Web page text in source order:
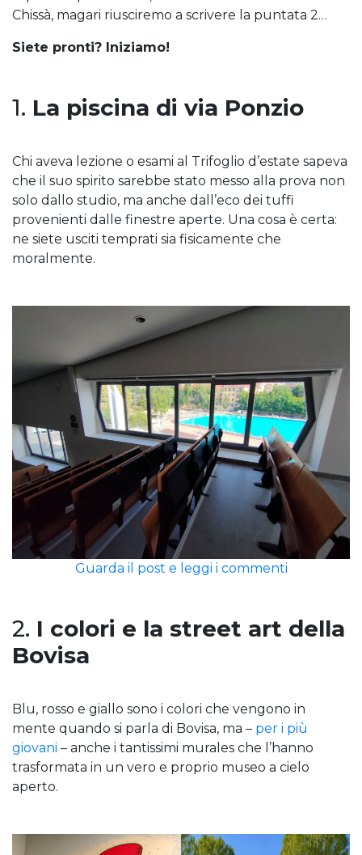
Chissà, magari riusciremo a scrivere la puntata 2…
Siete pronti? Iniziamo!
1. La piscina di via Ponzio
Chi aveva lezione o esami al Trifoglio d’estate sapeva
che il suo spirito sarebbe stato messo alla prova non
solo dallo studio, ma anche dall’eco dei tuffi
provenienti dalle finestre aperte. Una cosa è certa:
ne siete usciti temprati sia fisicamente che
moralmente.
Guarda il post e leggi i commenti
2. I colori e la street art della
Bovisa
Blu, rosso e giallo sono i colori che vengono in
mente quando si parla di Bovisa, ma – per i più
giovani – anche i tantissimi murales che l’hanno
trasformata in un vero e proprio museo a cielo
aperto.